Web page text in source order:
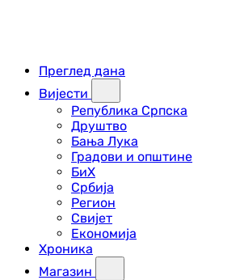
Преглед дана
Вијести
Република Српска
Друштво
Бања Лука
Градови и општине
БиХ
Србија
Регион
Свијет
Економија
Хроника
Магазин